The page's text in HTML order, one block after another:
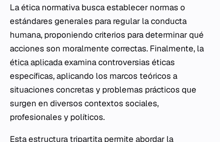
La ética normativa busca establecer normas o
estándares generales para regular la conducta
humana, proponiendo criterios para determinar qué
acciones son moralmente correctas. Finalmente, la
ética aplicadaexamina controversias éticas
específicas, aplicando los marcos teóricos a
situaciones concretas y problemas prácticos que
surgen en diversos contextos sociales,
profesionales y políticos.
Esta estructura tripartita permite abordar la